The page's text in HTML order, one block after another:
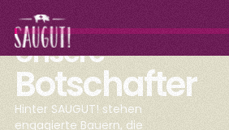
Unsere
Botschafter
Hinter SAUGUT! stehen
engagierte Bauern, die